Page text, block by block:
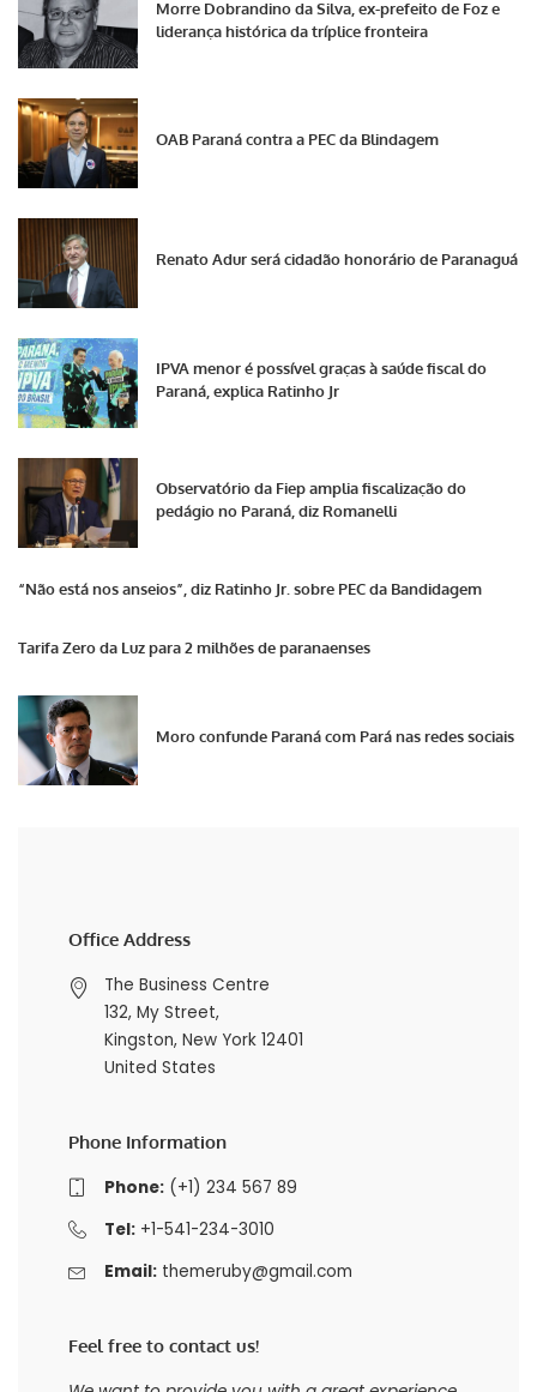
Morre Dobrandino da Silva, ex-prefeito de Foz e
liderança histórica da tríplice fronteira
OAB Paraná contra a PEC da Blindagem
Renato Adur será cidadão honorário de Paranaguá
IPVA menor é possível graças à saúde fiscal do
Paraná, explica Ratinho Jr
Observatório da Fiep amplia fiscalização do
pedágio no Paraná, diz Romanelli
“Não está nos anseios”, diz Ratinho Jr. sobre PEC da Bandidagem
Tarifa Zero da Luz para 2 milhões de paranaenses
Moro confunde Paraná com Pará nas redes sociais
Office Address
The Business Centre
132, My Street,
Kingston, New York 12401
United States
Phone Information
Phone:(+1) 234 567 89
Tel:+1-541-234-3010
Email: themeruby@gmail.com
Feel free to contact us!